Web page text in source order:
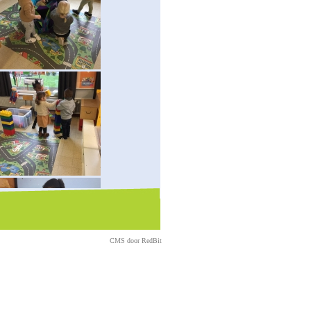
CMS doorRedBit